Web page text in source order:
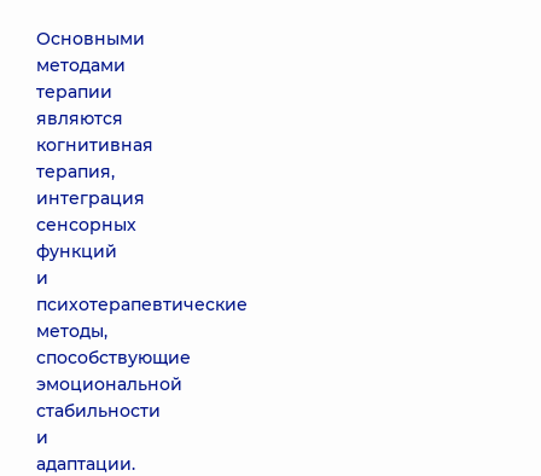
Основными
методами
терапии
являются
когнитивная
терапия,
интеграция
сенсорных
функций
и
психотерапевтические
методы,
способствующие
эмоциональной
стабильности
и
адаптации.